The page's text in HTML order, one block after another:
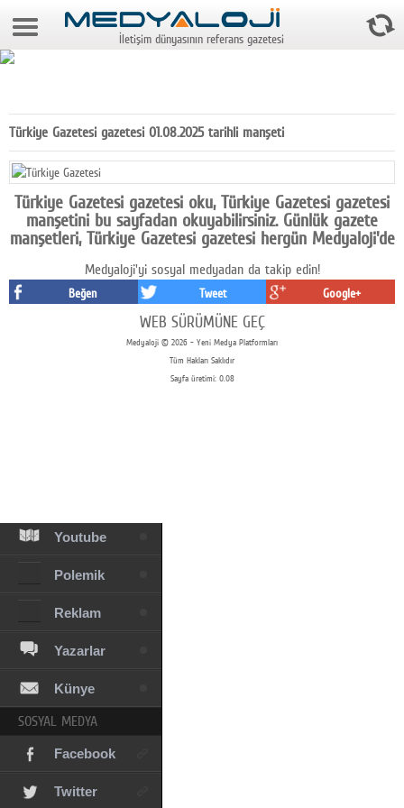
7 Ağustos 2026 12:03:55
Gazeteler
Medya
Reyting-tiraj
Teknoloji
Youtube
Polemik
Reklam
Yazarlar
Künye
SOSYAL MEDYA
Facebook
Twitter
İletişim dünyasının referans gazetesi
Türkiye Gazetesi gazetesi 01.08.2025 tarihli manşeti
Türkiye Gazetesi gazetesi oku, Türkiye Gazetesi gazetesi
manşetini bu sayfadan okuyabilirsiniz. Günlük gazete
manşetleri, Türkiye Gazetesi gazetesi hergün Medyaloji'de
Medyaloji'yi sosyal medyadan da takip edin!
Beğen Tweet Google+
WEB SÜRÜMÜNE GEÇ
Medyaloji © 2026 - Yeni Medya Platformları
Tüm Hakları Saklıdır
Sayfa üretimi: 0.08